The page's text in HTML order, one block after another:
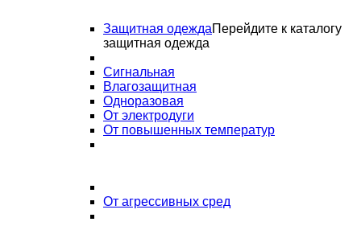
Защитная одеждаПерейдите к каталогу
защитная одежда
Сигнальная
Влагозащитная
Одноразовая
От электродуги
От повышенных температур
От агрессивных сред